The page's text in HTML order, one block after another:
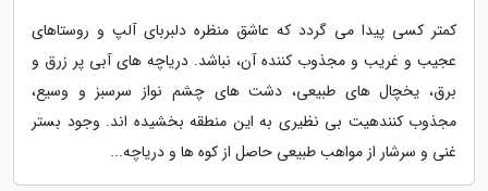
کمتر کسی پیدا می گردد که عاشق منظره دلبربای آلپ و روستاهای
عجیب و غریب و مجذوب کننده آن، نباشد. دریاچه های آبی پر زرق و
برق، یخچال های طبیعی، دشت های چشم نواز سرسبز و وسیع،
مجذوب کنندهیت بی نظیری به این منطقه بخشیده اند. وجود بستر
غنی و سرشار از مواهب طبیعی حاصل از کوه ها و دریاچه...